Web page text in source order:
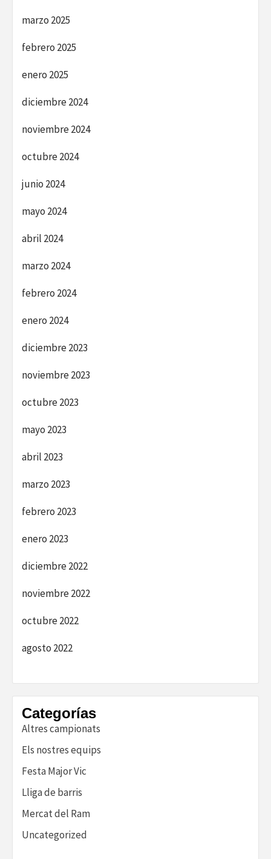
marzo 2025
febrero 2025
enero 2025
diciembre 2024
noviembre 2024
octubre 2024
junio 2024
mayo 2024
abril 2024
marzo 2024
febrero 2024
enero 2024
diciembre 2023
noviembre 2023
octubre 2023
mayo 2023
abril 2023
marzo 2023
febrero 2023
enero 2023
diciembre 2022
noviembre 2022
octubre 2022
agosto 2022
Categorías
Altres campionats
Els nostres equips
Festa Major Vic
Lliga de barris
Mercat del Ram
Uncategorized